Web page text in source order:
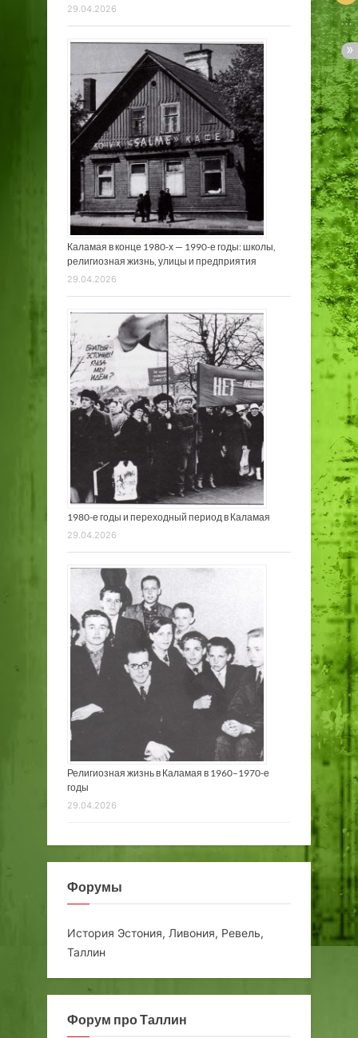
29.04.2026
Каламая в конце 1980-х — 1990-е годы: школы,
религиозная жизнь, улицы и предприятия
29.04.2026
1980-е годы и переходный период в Каламая
29.04.2026
Религиозная жизнь в Каламая в 1960–1970-е
годы
29.04.2026
Форумы
История Эстония, Ливония, Ревель,
Таллин
Форум про Таллин